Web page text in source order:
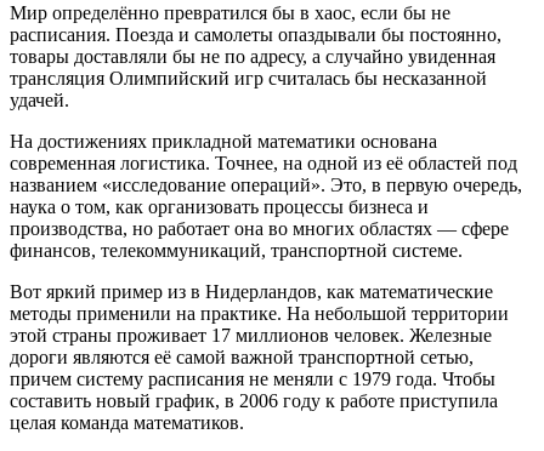
Мир определённо превратился бы в хаос, если бы не
расписания. Поезда и самолеты опаздывали бы постоянно,
товары доставляли бы не по адресу, а случайно увиденная
трансляция Олимпийский игр считалась бы несказанной
удачей.
На достижениях прикладной математики основана
современная логистика. Точнее, на одной из её областей под
названием «исследование операций». Это, в первую очередь,
наука о том, как организовать процессы бизнеса и
производства, но работает она во многих областях — сфере
финансов, телекоммуникаций, транспортной системе.
Вот яркий пример из в Нидерландов, как математические
методы применили на практике. На небольшой территории
этой страны проживает 17 миллионов человек. Железные
дороги являются её самой важной транспортной сетью,
причем систему расписания не меняли с 1979 года. Чтобы
составить новый график, в 2006 году к работе приступила
целая команда математиков.